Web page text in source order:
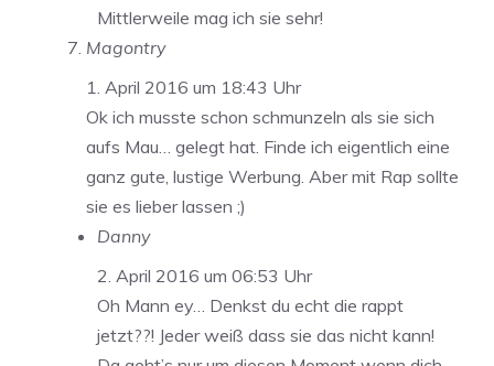
Mittlerweile mag ich sie sehr!
Magontry
1. April 2016 um 18:43 Uhr
Ok ich musste schon schmunzeln als sie sich
aufs Mau… gelegt hat. Finde ich eigentlich eine
ganz gute, lustige Werbung. Aber mit Rap sollte
sie es lieber lassen ;)
Danny
2. April 2016 um 06:53 Uhr
Oh Mann ey… Denkst du echt die rappt
jetzt??! Jeder weiß dass sie das nicht kann!